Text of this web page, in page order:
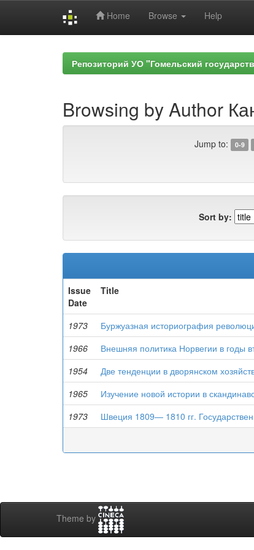
Home Browse Help
Репозиторий УО "Гомельский
Browsing by Author
Jump to: 0-9
Sort by:
Issue
Date
Title
1973 Буржуазная историография
1966
Внешняя политика Норвегии в годы
1954
Две тенденции в дворянском
1965
Изучение новой истории в
1973
Швеция 1809— 1810 гг.
Theme by